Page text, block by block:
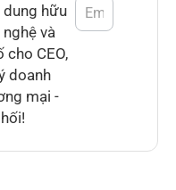
hữu
và
cho CEO,
doanh
mại -